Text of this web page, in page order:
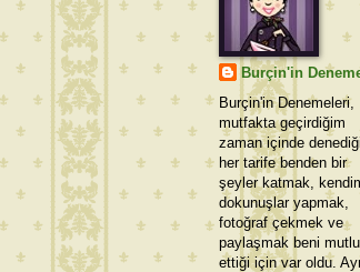
Burçin'in
Burçin'in Denemeleri,
mutfakta geçirdiğim
zaman içinde
her tarife benden bir
şeyler katmak,
dokunuşlar yapmak,
fotoğraf çekmek ve
paylaşmak beni mutlu
ettiği için var oldu.